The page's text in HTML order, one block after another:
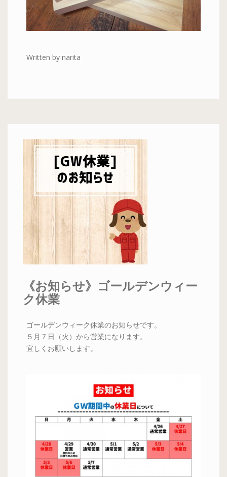
Written by narita
《お知らせ》ゴールデンウィー
ク休業
ゴールデンウィーク休業のお知らせです。
５月７日（火）から営業になります。
宜しくお願いします。